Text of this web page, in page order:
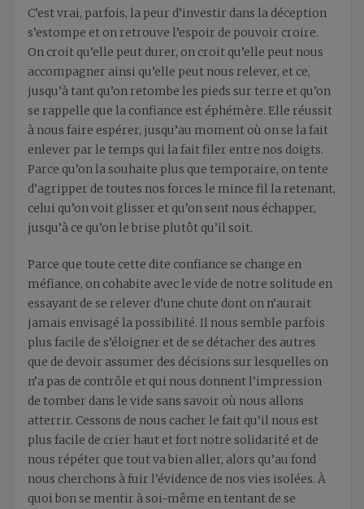
C’est vrai, parfois, la peur d’investir dans la déception
s’estompe et on retrouve l’espoir de pouvoir croire.
On croit qu’elle peut durer, on croit qu’elle peut nous
accompagner ainsi qu’elle peut nous relever, et ce,
jusqu’à tant qu’on retombe les pieds sur terre et qu’on
se rappelle que la confiance est éphémère. Elle réussit
à nous faire espérer, jusqu’au moment où on se la fait
enlever par le temps qui la fait filer entre nos doigts.
Parce qu’on la souhaite plus que temporaire, on tente
d’agripper de toutes nos forces le mince fil la retenant,
celui qu’on voit glisser et qu’on sent nous échapper,
jusqu’à ce qu’on le brise plutôt qu’il soit.
Parce que toute cette dite confiance se change en
méfiance, on cohabite avec le vide de notre solitude en
essayant de se relever d’une chute dont on n’aurait
jamais envisagé la possibilité. Il nous semble parfois
plus facile de s’éloigner et de se détacher des autres
que de devoir assumer des décisions sur lesquelles on
n’a pas de contrôle et qui nous donnent l’impression
de tomber dans le vide sans savoir où nous allons
atterrir. Cessons de nous cacher le fait qu’il nous est
plus facile de crier haut et fort notre solidarité et de
nous répéter que tout va bien aller, alors qu’au fond
nous cherchons à fuir l’évidence de nos vies isolées. À
quoi bon se mentir à soi-même en tentant de se